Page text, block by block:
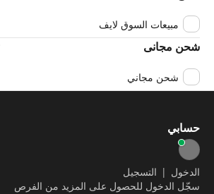
مبيعات السوق لايف
شحن مجانى
شحن مجاني
حسابي
الدخول | التسجيل
سجّل الدخول للحصول على المزيد من الفرص